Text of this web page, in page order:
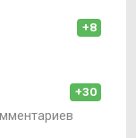
+8
+30